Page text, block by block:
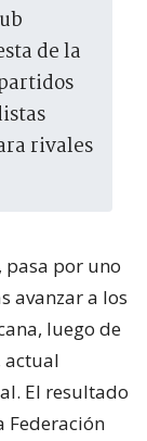
de la
rivales
pasa por uno
avanzar a los
luego de
actual
El resultado
Federación